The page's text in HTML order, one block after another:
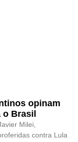
opinam
Brasil
Milei,
contra Lula